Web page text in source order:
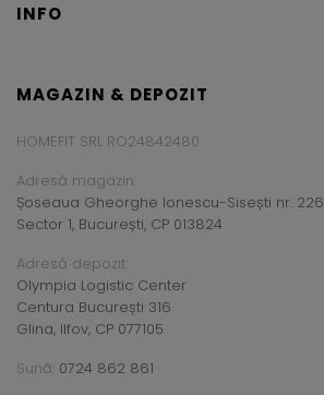
INFO
MAGAZIN & DEPOZIT
HOMEFIT SRL RO24842480
Adresă magazin:
Șoseaua Gheorghe Ionescu-Sisești nr. 226
Sector 1, București, CP 013824
Adresă depozit:
Olympia Logistic Center
Centura București 316
Glina, Ilfov, CP 077105
Sună: 0724 862 861